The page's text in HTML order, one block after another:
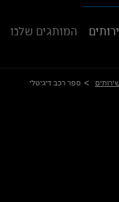
המותגים שלנו
שירותים > ספר רכב דיגיטלי